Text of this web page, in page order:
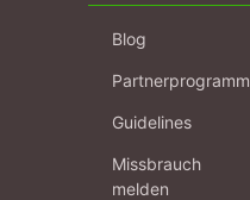
Blog
Partnerprogramm
Guidelines
Missbrauch
melden